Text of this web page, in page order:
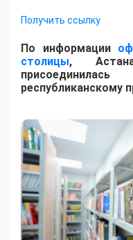
Получить ссылку
По информации
столицы,
республиканскому